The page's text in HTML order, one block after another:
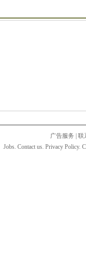
广告服务
联
Jobs. Contact us. Privacy Policy.